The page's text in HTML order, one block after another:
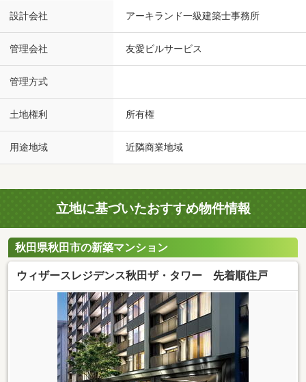
設計会社 アーキランド一級建築士事務所
管理会社 友愛ビルサービス
管理方式
土地権利 所有権
用途地域 近隣商業地域
立地に基づいたおすすめ物件情報
秋田県秋田市の新築マンション
ウィザースレジデンス秋田ザ・タワー 先着順住戸